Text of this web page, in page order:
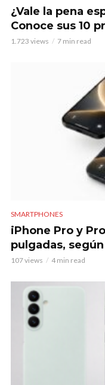
¿Vale la pena
Conoce sus 10
1.723 views 7 min read
SMARTPHONES
iPhone Pro y
pulgadas,
107 views 4 min read